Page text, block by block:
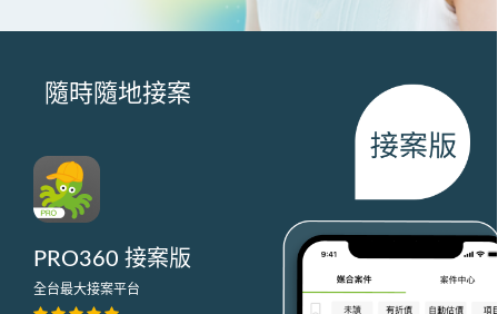
隨時隨地接案
PRO360 接案版
全台最大接案平台